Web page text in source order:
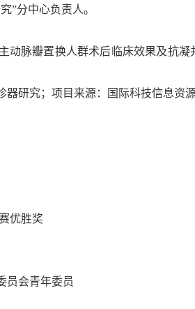
”分中心负责人。
脉瓣置换人群术后临床效果及抗凝
研究；项目来源：国际科技信息资
优胜奖
员会青年委员